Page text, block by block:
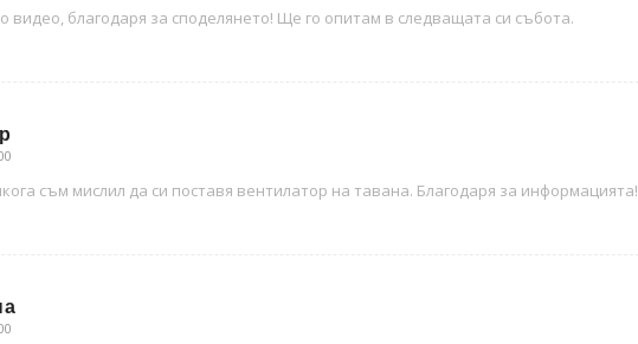
видео, благодаря за споделянето! Ще го опитам в следващата си събота.
съм мислил да си поставя вентилатор на тавана. Благодаря за информацията!